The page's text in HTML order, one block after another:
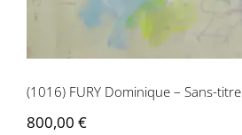
Contactez-nous
(1016) FURY Dominique – Sans-titre
800,00 €